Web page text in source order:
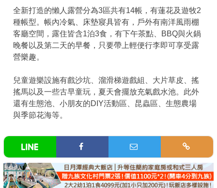
全新打造的懶人露營分為3區共有14帳，有蓮花及遊牧2
種帳型。帳內冷氣、床墊寢具皆有，戶外有南洋風雨棚
客廳空間，露住皆含1泊3食，有下午茶點、BBQ與火鍋
晚餐以及第二天的早餐，只要帶上輕便行李即可享受露
營樂趣。
兒童遊樂設施有戲沙坑、溜滑梯遊戲組、大片草皮、搖
搖馬以及一些古早童玩，夏天會擺放充氣戲水池。此外
還有生態池、小朋友的DIY活動區、昆蟲區、生態農場
與季節花海等。